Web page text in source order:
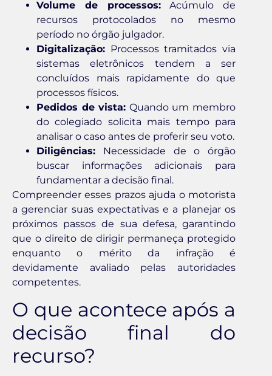
Volume de processos:Acúmulo de
recursos protocolados no mesmo
período no órgão julgador.
Digitalização: Processos tramitados via
sistemas eletrônicos tendem a ser
concluídos mais rapidamente do que
processos físicos.
Pedidos de vista: Quando um membro
do colegiado solicita mais tempo para
analisar o caso antes de proferir seu voto.
Diligências: Necessidade de o órgão
buscar informações adicionais para
fundamentar a decisão final.
Compreender esses prazos ajuda o motorista
a gerenciar suas expectativas e a planejar os
próximos passos de sua defesa, garantindo
que o direito de dirigir permaneça protegido
enquanto o mérito da infração é
devidamente avaliado pelas autoridades
competentes.
O que acontece após a
decisão final do
recurso?